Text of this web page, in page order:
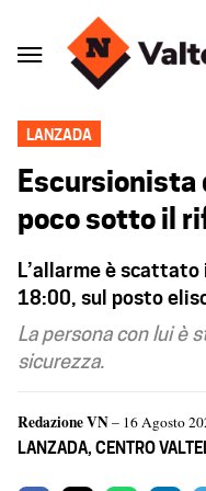
LANZADA
Escursionista
poco sotto il
L’allarme è
18:00, sul posto
La persona con lui è
sicurezza.
Redazione VN– 16 Agosto
LANZADA, CENTRO